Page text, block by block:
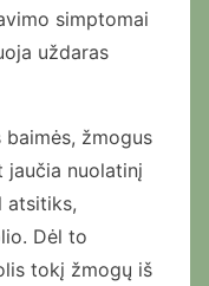
simptomai
uždaras
baimės, žmogus
jaučia nuolatinį
atsitiks,
Dėl to
tokį žmogų iš